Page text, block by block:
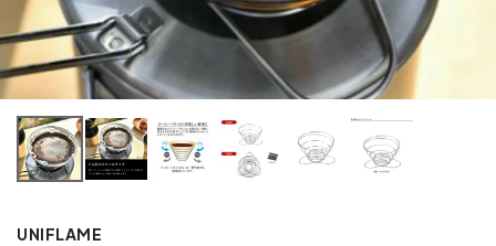
UNIFLAME